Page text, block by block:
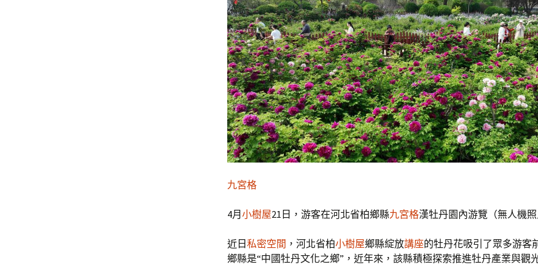
九宮格
4月小樹屋21日，游客在河北省柏鄉縣九宮格漢牡丹園內游覽（無人機照
近日私密空間 ，河北省柏小樹屋鄉縣綻放講座的牡丹花吸引了眾多游客
鄉縣是“中國牡丹文化之鄉”，近年來，該縣積極探索推進牡丹產業與觀